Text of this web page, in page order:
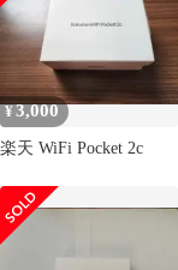
¥3,000
楽天 WiFi Pocket 2c